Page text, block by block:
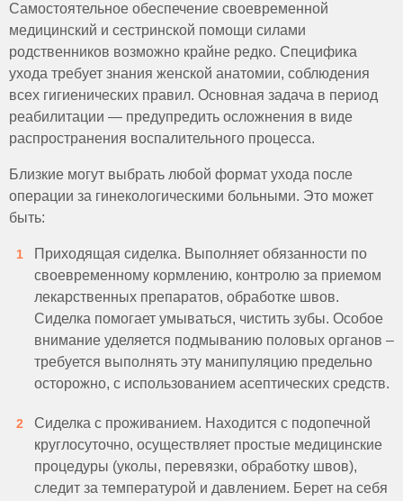
Самостоятельное обеспечение своевременной
медицинский и сестринской помощи силами
родственников возможно крайне редко. Специфика
ухода требует знания женской анатомии, соблюдения
всех гигиенических правил. Основная задача в период
реабилитации — предупредить осложнения в виде
распространения воспалительного процесса.
Близкие могут выбрать любой формат ухода после
операции за гинекологическими больными. Это может
быть:
Приходящая сиделка. Выполняет обязанности по
своевременному кормлению, контролю за приемом
лекарственных препаратов, обработке швов.
Сиделка помогает умываться, чистить зубы. Особое
внимание уделяется подмыванию половых органов –
требуется выполнять эту манипуляцию предельно
осторожно, с использованием асептических средств.
Сиделка с проживанием. Находится с подопечной
круглосуточно, осуществляет простые медицинские
процедуры (уколы, перевязки, обработку швов),
следит за температурой и давлением. Берет на себя